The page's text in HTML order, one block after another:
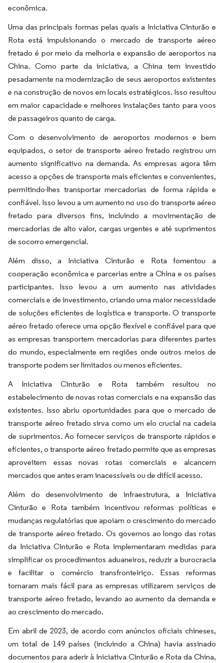
econômica.
Uma das principais formas pelas quais a Iniciativa Cinturão e
Rota está impulsionando o mercado de transporte aéreo
fretado é por meio da melhoria e expansão de aeroportos na
China. Como parte da iniciativa, a China tem investido
pesadamente na modernização de seus aeroportos existentes
e na construção de novos em locais estratégicos. Isso resultou
em maior capacidade e melhores instalações tanto para voos
de passageiros quanto de carga.
Com o desenvolvimento de aeroportos modernos e bem
equipados, o setor de transporte aéreo fretado registrou um
aumento significativo na demanda. As empresas agora têm
acesso a opções de transporte mais eficientes e convenientes,
permitindo-lhes transportar mercadorias de forma rápida e
confiável. Isso levou a um aumento no uso do transporte aéreo
fretado para diversos fins, incluindo a movimentação de
mercadorias de alto valor, cargas urgentes e até suprimentos
de socorro emergencial.
Além disso, a Iniciativa Cinturão e Rota fomentou a
cooperação econômica e parcerias entre a China e os países
participantes. Isso levou a um aumento nas atividades
comerciais e de investimento, criando uma maior necessidade
de soluções eficientes de logística e transporte. O transporte
aéreo fretado oferece uma opção flexível e confiável para que
as empresas transportem mercadorias para diferentes partes
do mundo, especialmente em regiões onde outros meios de
transporte podem ser limitados ou menos eficientes.
A Iniciativa Cinturão e Rota também resultou no
estabelecimento de novas rotas comerciais e na expansão das
existentes. Isso abriu oportunidades para que o mercado de
transporte aéreo fretado sirva como um elo crucial na cadeia
de suprimentos. Ao fornecer serviços de transporte rápidos e
eficientes, o transporte aéreo fretado permite que as empresas
aproveitem essas novas rotas comerciais e alcancem
mercados que antes eram inacessíveis ou de difícil acesso.
Além do desenvolvimento de infraestrutura, a Iniciativa
Cinturão e Rota também incentivou reformas políticas e
mudanças regulatórias que apoiam o crescimento do mercado
de transporte aéreo fretado. Os governos ao longo das rotas
da Iniciativa Cinturão e Rota implementaram medidas para
simplificar os procedimentos aduaneiros, reduzir a burocracia
e facilitar o comércio transfronteiriço. Essas reformas
tornaram mais fácil para as empresas utilizarem serviços de
transporte aéreo fretado, levando ao aumento da demanda e
ao crescimento do mercado.
Em abril de 2023, de acordo com anúncios oficiais chineses,
um total de 149 países (incluindo a China) havia assinado
documentos para aderir à Iniciativa Cinturão e Rota da China,